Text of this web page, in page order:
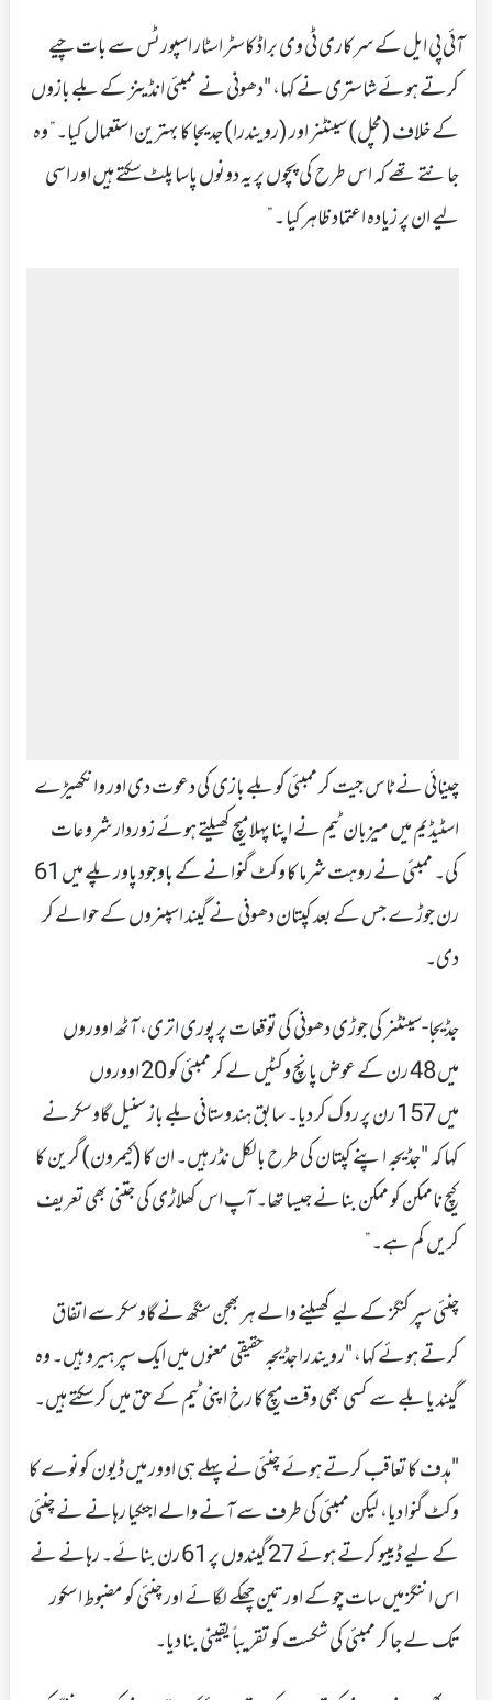
آئی پی ایل کے سرکاری ٹی وی براڈکاسٹر اسٹار اسپورٹس سے بات چیے
کرتے ہوئے شاستری نے کہا، "دھونی نے ممبئی انڈینز کے بلے بازوں
کے خلاف (مچل) سینٹنر اور (رویندرا) جدیجا کا بہترین استعمال کیا۔” وہ
جانتے تھے کہ اس طرح کی پچوں پر یہ دونوں پاسا پلٹ سکتے ہیں اور اسی
لیے ان پر زیادہ اعتماد ظاہر کیا ۔”
چینائی نے ٹاس جیت کر ممبئی کو بلے بازی کی دعوت دی اور وانکھیڑے
اسٹیڈیم میں میزبان ٹیم نے اپنا پہلا میچ کھیلتے ہوئے زوردار شروعات
کی۔ ممبئی نے روہت شرما کا وکٹ گنوانے کے باوجود پاور پلے میں 61
رن جوڑے جس کے بعد کپتان دھونی نے گیند اسپنروں کے حوالے کر
دی۔
جڈیجا-سینٹنر کی جوڑی دھونی کی توقعات پر پوری اتری، آٹھ اووروں
میں 48 رن کے عوض پانچ وکٹیں لے کر ممبئی کو 20 اووروں
میں 157 رن پر روک کر دیا۔ سابق ہندوستانی بلے باز سنیل گاوسکر نے
کہا کہ "جڈیجہ اپنے کپتان کی طرح بالکل نڈر ہیں۔ ان کا (کیمرون) گرین کا
کیچ ناممکن کو ممکن بنانے جیسا تھا۔ آپ اس کھلاڑی کی جتنی بھی تعریف
کریں کم ہے۔”
چنئی سپر کنگز کے لیے کھیلنے والے ہربھجن سنگھ نے گاوسکر سے اتفاق
کرتے ہوئے کہا، "رویندرا جڈیجہ حقیقی معنوں میں ایک سپر ہیرو ہیں۔ وہ
گیند یا بلے سے کسی بھی وقت میچ کا رخ اپنی ٹیم کے حق میں کر سکتے ہیں۔
"ہدف کا تعاقب کرتے ہوئے چنئی نے پہلے ہی اوور میں ڈیون کونوے کا
وکٹ گنوا دیا، لیکن ممبئی کی طرف سے آنے والے اجنکیا رہانے نے چنئی
کے لیے ڈیبیو کرتے ہوئے 27 گیندوں پر 61 رن بنائے۔ رہانے نے
اس اننگز میں سات چوکے اور تین چھکے لگائے اور چنئی کو مضبوط اسکور
تک لے جا کر ممبئی کی شکست کو تقریباً یقینی بنا دیا۔